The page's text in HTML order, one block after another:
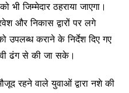
जिम्मेदार ठहराया जाएगा।
और निकास द्वारों पर लगे
उपलब्ध कराने के निर्देश दिए गए
ढंग से की जा सके।
रहने वाले युवाओं द्वारा नशे की